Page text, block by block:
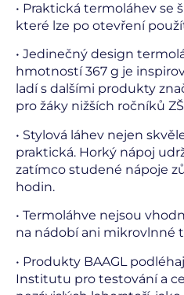
• Praktická termoláhev se
které lze po otevření
• Jedinečný design
hmotností 367 g je
ladí s dalšími produkty
pro žáky nižších ročníků
• Stylová láhev nejen
praktická. Horký nápoj
zatímco studené nápoje
hodin.
• Termoláhve nejsou
na nádobí ani mikrovlnné
• Produkty BAAGL
Institutu pro testování a